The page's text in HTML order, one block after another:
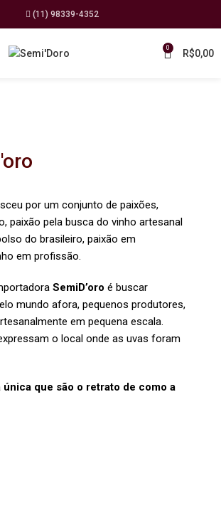
(11) 98339-4352
0 R$0,00
por um conjunto de paixões,
paixão pela busca do vinho artesanal
do brasileiro, paixão em
em profissão.
SemiD’oro é buscar
mundo afora, pequenos produtores,
em pequena escala.
o local onde as uvas foram
única que são o retrato de como a